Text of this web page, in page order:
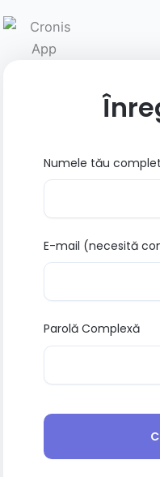
to
content
Numele tău complet
E-mail (necesită
Parolă Complexă